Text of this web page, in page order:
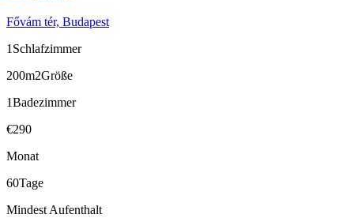
Fővám tér, Budapest
1 Schlafzimmer
200m2Größe
1Badezimmer
€290
Monat
60Tage
Mindest Aufenthalt